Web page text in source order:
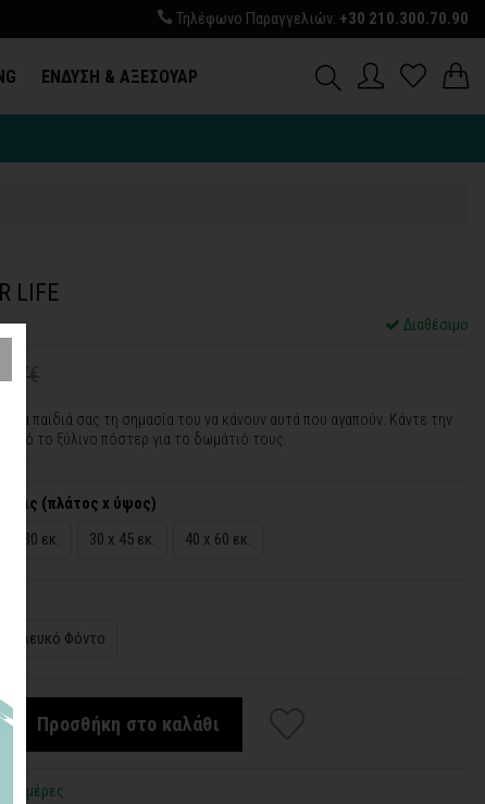
Τηλέφωνο Παραγγελιών: +30 210.300.70.90
ΕΝΔΥΣΗ & ΑΞΕΣΟΥΑΡ
LIFE
Διαθέσιμο
στα παιδιά σας τη σημασία του να κάνουν αυτά που αγαπούν. Κάντε την
αυτό το ξύλινο πόστερ για το δωμάτιό τους.
(πλάτος x ύψος)
20 x 30 εκ. 30 x 45 εκ. 40 x 60 εκ.
Λευκό Φόντο
Προσθήκη στο καλάθι
5 ημέρες